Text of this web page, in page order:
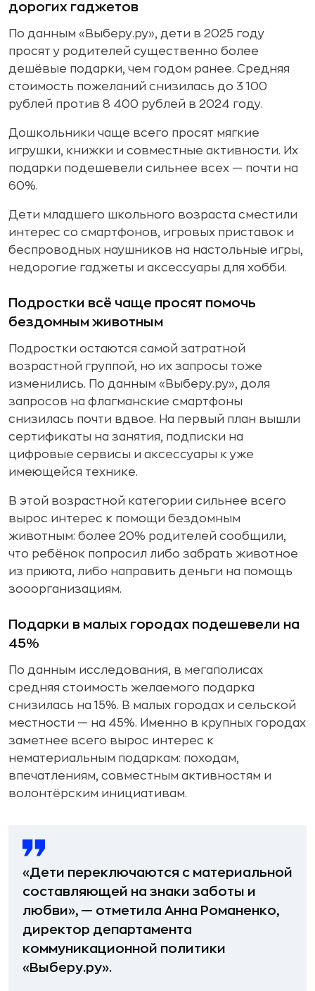
дорогих гаджетов
По данным «Выберу.ру», дети в 2025 году
просят у родителей существенно более
дешёвые подарки, чем годом ранее. Средняя
стоимость пожеланий снизилась до 3 100
рублей против 8 400 рублей в 2024 году.
Дошкольники чаще всего просят мягкие
игрушки, книжки и совместные активности. Их
подарки подешевели сильнее всех — почти на
60%.
Дети младшего школьного возраста сместили
интерес со смартфонов, игровых приставок и
беспроводных наушников на настольные игры,
недорогие гаджеты и аксессуары для хобби.
Подростки всё чаще просят помочь
бездомным животным
Подростки остаются самой затратной
возрастной группой, но их запросы тоже
изменились. По данным «Выберу.ру», доля
запросов на флагманские смартфоны
снизилась почти вдвое. На первый план вышли
сертификаты на занятия, подписки на
цифровые сервисы и аксессуары к уже
имеющейся технике.
В этой возрастной категории сильнее всего
вырос интерес к помощи бездомным
животным: более 20% родителей сообщили,
что ребёнок попросил либо забрать животное
из приюта, либо направить деньги на помощь
зооорганизациям.
Подарки в малых городах подешевели на
45%
По данным исследования, в мегаполисах
средняя стоимость желаемого подарка
снизилась на 15%. В малых городах и сельской
местности — на 45%. Именно в крупных городах
заметнее всего вырос интерес к
нематериальным подаркам: походам,
впечатлениям, совместным активностям и
волонтёрским инициативам.
«Дети переключаются с материальной
составляющей на знаки заботы и
любви», — отметила Анна Романенко,
директор департамента
коммуникационной политики
«Выберу.ру».